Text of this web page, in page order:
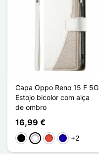
Capa Oppo Reno 15 F 5G
Estojo bicolor com alça
de ombro
16,99 €
PretoBrancoVermelhoAzul Escuro
+2